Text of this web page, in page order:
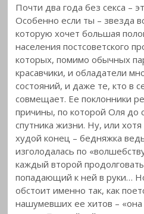
Почти два года без секса –
Особенно если ты – звезда
которую хочет большая
населения постсоветского
которых, помимо обычных
красавчики, и обладатели
состояний, и даже те, кто в
совмещает. Ее поклонники
причины, по которой Оля до
спутника жизни. Ну, или
худой конец – бедняжка
изголодалась по
каждый второй
попадающий к ней в руки…
обстоит именно так, как
нашумевших ее хитов – «она